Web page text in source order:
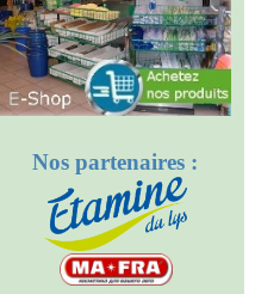
Nos partenaires :